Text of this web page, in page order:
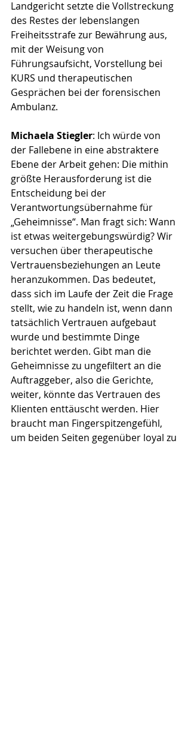
Landgericht setzte die Vollstreckung
des Restes der lebenslangen
Freiheitsstrafe zur Bewährung aus,
mit der Weisung von
Führungsaufsicht, Vorstellung bei
KURS und therapeutischen
Gesprächen bei der forensischen
Ambulanz.
Michaela Stiegler: Ich würde von
der Fallebene in eine abstraktere
Ebene der Arbeit gehen: Die mithin
größte Herausforderung ist die
Entscheidung bei der
Verantwortungsübernahme für
„Geheimnisse“. Man fragt sich: Wann
ist etwas weitergebungswürdig? Wir
versuchen über therapeutische
Vertrauensbeziehungen an Leute
heranzukommen. Das bedeutet,
dass sich im Laufe der Zeit die Frage
stellt, wie zu handeln ist, wenn dann
tatsächlich Vertrauen aufgebaut
wurde und bestimmte Dinge
berichtet werden. Gibt man die
Geheimnisse zu ungefiltert an die
Auftraggeber, also die Gerichte,
weiter, könnte das Vertrauen des
Klienten enttäuscht werden. Hier
braucht man Fingerspitzengefühl,
um beiden Seiten gegenüber loyal zu